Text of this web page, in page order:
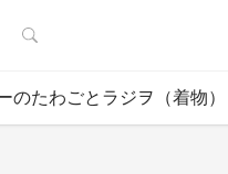
検索
のたわごとラジヲ（着物）